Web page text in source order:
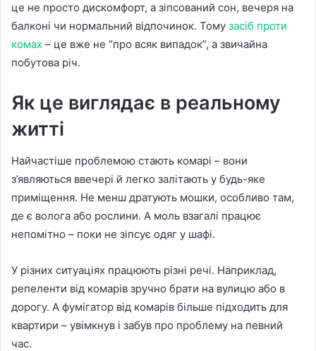
це не просто дискомфорт, а зіпсований сон, вечеря на
балконі чи нормальний відпочинок. Тому засіб проти
комах – це вже не “про всяк випадок”, а звичайна
побутова річ.
Як це виглядає в реальному
житті
Найчастіше проблемою стають комарі – вони
з’являються ввечері й легко залітають у будь-яке
приміщення. Не менш дратують мошки, особливо там,
де є волога або рослини. А моль взагалі працює
непомітно – поки не зіпсує одяг у шафі.
У різних ситуаціях працюють різні речі. Наприклад,
репеленти від комарів зручно брати на вулицю або в
дорогу. А фумігатор від комарів більше підходить для
квартири – увімкнув і забув про проблему на певний
час.